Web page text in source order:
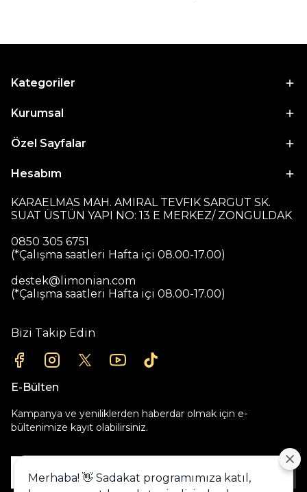
Kategoriler
Kurumsal
Özel Sayfalar
Hesabım
KARAELMAS MAH. AMIRAL TEVFIK SARGUT SK.
SUAT ÜSTÜN YAPI NO: 13 E MERKEZ/ ZONGULDAK
0850 305 6751
(*Çalışma saatleri Hafta içi 08.00-17.00)
destek@limonian.com
(*Çalışma saatleri Hafta içi 08.00-17.00)
Bizi Takip Edin
E-Bülten
Kampanya ve yeniliklerden haberdar olmak için e-
bültenimize kayıt olabilirsiniz.
Gönder
Merhaba! 👋 Sadakat programımıza katıl,